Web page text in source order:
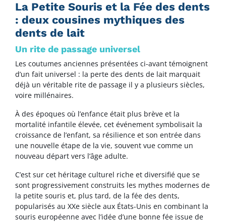
La Petite Souris et la Fée des dents
: deux cousines mythiques des
dents de lait
Un rite de passage universel
Les coutumes anciennes présentées ci-avant témoignent
d’un fait universel : la perte des dents de lait marquait
déjà un véritable rite de passage il y a plusieurs siècles,
voire millénaires.
À des époques où l’enfance était plus brève et la
mortalité infantile élevée, cet événement symbolisait la
croissance de l’enfant, sa résilience et son entrée dans
une nouvelle étape de la vie, souvent vue comme un
nouveau départ vers l’âge adulte.
C’est sur cet héritage culturel riche et diversifié que se
sont progressivement construits les mythes modernes de
la petite souris et, plus tard, de la fée des dents,
popularisés au XXe siècle aux États-Unis en combinant la
souris européenne avec l’idée d’une bonne fée issue de